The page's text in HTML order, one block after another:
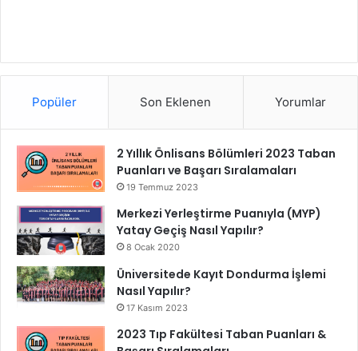
Popüler Son Eklenen Yorumlar
2 Yıllık Önlisans Bölümleri 2023 Taban
Puanları ve Başarı Sıralamaları
19 Temmuz 2023
Merkezi Yerleştirme Puanıyla (MYP)
Yatay Geçiş Nasıl Yapılır?
8 Ocak 2020
Üniversitede Kayıt Dondurma İşlemi
Nasıl Yapılır?
17 Kasım 2023
2023 Tıp Fakültesi Taban Puanları &